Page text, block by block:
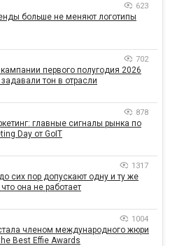
623
больше не меняют логотипы
702
первого полугодия 2026
тон в отрасли
878
главные сигналы рынка по
Day от GoIT
1317
сих пор допускают одну и ту же
она не работает
1004
членом международного жюри
Best Effie Awards